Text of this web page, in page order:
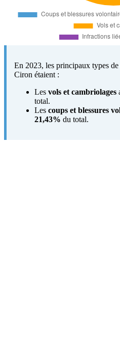
En 2023, les principaux types de
Ciron étaient :
Les vols et cambriolages
total.
Les coups et blessures
21,43% du total.